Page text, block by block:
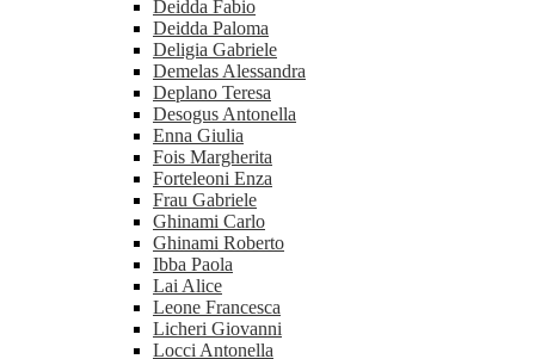
Deidda Fabio
Deidda Paloma
Deligia Gabriele
Demelas Alessandra
Deplano Teresa
Desogus Antonella
Enna Giulia
Fois Margherita
Forteleoni Enza
Frau Gabriele
Ghinami Carlo
Ghinami Roberto
Ibba Paola
Lai Alice
Leone Francesca
Licheri Giovanni
Locci Antonella